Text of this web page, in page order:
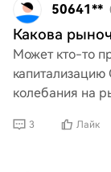
50641**
Какова
Может кто-то
колебания на
рыночной
3 Лайк